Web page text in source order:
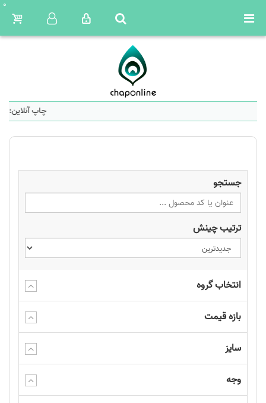
0
چاپ آنلاین:
جستجو
ترتیب چینش
انتخاب گروه
بازه قیمت
سایز
وجه